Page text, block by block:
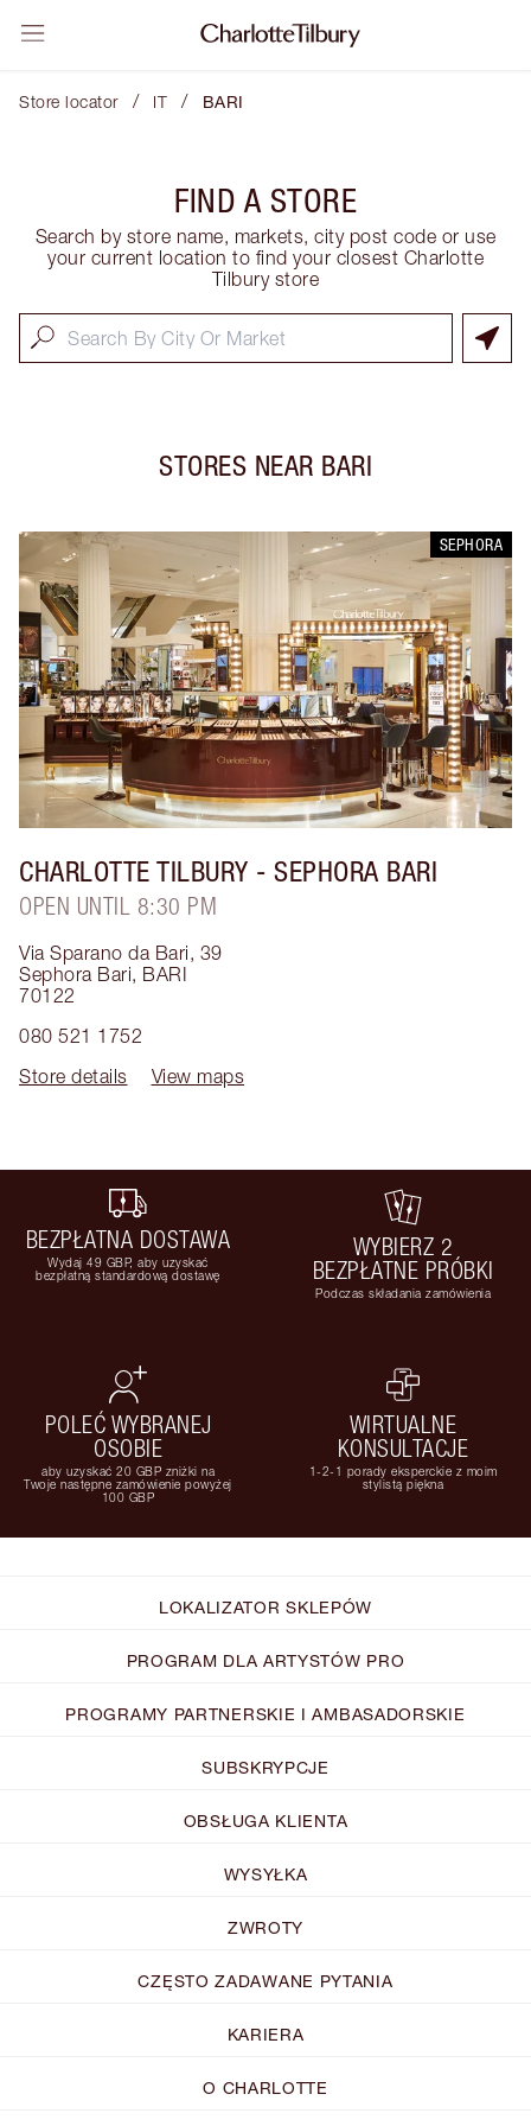
Store locator / IT / BARI
FIND A STORE
Search by store name, markets, city post code or use
your current location to find your closest Charlotte
Tilbury store
STORES NEAR BARI
SEPHORA
CHARLOTTE TILBURY - SEPHORA BARI
OPEN UNTIL 8:30 PM
Via Sparano da Bari, 39
Sephora Bari, BARI
70122
080 521 1752
Store details
View maps
BEZPŁATNA DOSTAWA
Wydaj 49 GBP, aby uzyskać
bezpłatną standardową dostawę
WYBIERZ 2
BEZPŁATNE PRÓBKI
Podczas składania zamówienia
POLEĆ WYBRANEJ
OSOBIE
aby uzyskać 20 GBP zniżki na
Twoje następne zamówienie powyżej
100 GBP
WIRTUALNE
KONSULTACJE
1-2-1 porady eksperckie z moim
stylistą piękna
LOKALIZATOR SKLEPÓW
PROGRAM DLA ARTYSTÓW PRO
PROGRAMY PARTNERSKIE I AMBASADORSKIE
SUBSKRYPCJE
OBSŁUGA KLIENTA
WYSYŁKA
ZWROTY
CZĘSTO ZADAWANE PYTANIA
KARIERA
O CHARLOTTE